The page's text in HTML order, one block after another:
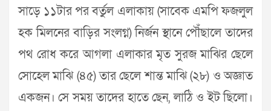
সাড়ে ১১টার পর বর্তুল এলাকায় (সাবেক এমপি ফজলুল
হক মিলনের বাড়ির সংলগ্ন) নির্জন স্থানে পৌঁছালে তাদের
পথ রোধ করে আগলা এলাকার মৃত সুরজ মাঝির ছেলে
সোহেল মাঝি (৪৫) তার ছেলে শান্ত মাঝি (২৮) ও অজ্ঞাত
একজন। সে সময় তাদের হাতে ছেন, লাঠি ও ইট ছিলো।